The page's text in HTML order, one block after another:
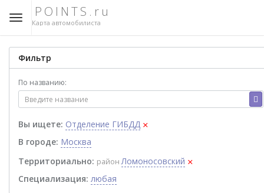
POINTS.ru
Карта автомобилиста
Фильтр
По названию:
Вы ищете: Отделение ГИБДД ×
В городе: Москва
Территориально: районЛомоносовский ×
Специализация: любая